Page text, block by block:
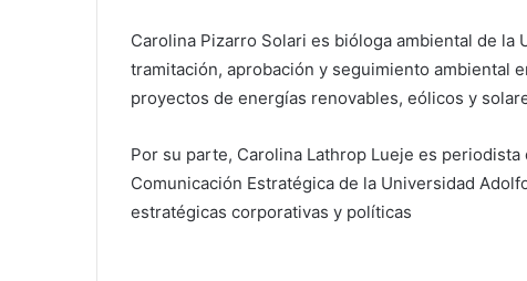
Carolina Pizarro Solari es bióloga ambiental de
tramitación, aprobación y seguimiento ambiental
proyectos de energías renovables, eólicos y
Por su parte, Carolina Lathrop Lueje es
Comunicación Estratégica de la Universidad
estratégicas corporativas y políticas